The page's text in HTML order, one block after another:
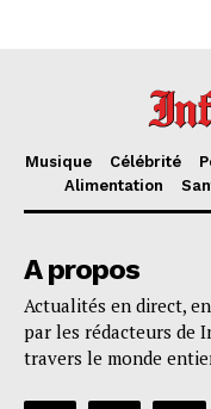
Musique Célébrité
Alimentation
A propos
Actualités en direct,
par les rédacteurs de
travers le monde